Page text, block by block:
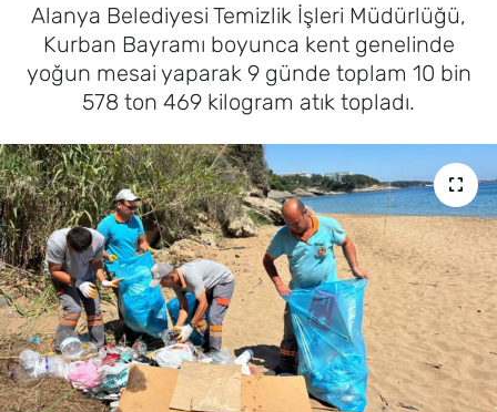
Alanya Belediyesi Temizlik İşleri Müdürlüğü,
Kurban Bayramı boyunca kent genelinde
yoğun mesai yaparak 9 günde toplam 10 bin
578 ton 469 kilogram atık topladı.